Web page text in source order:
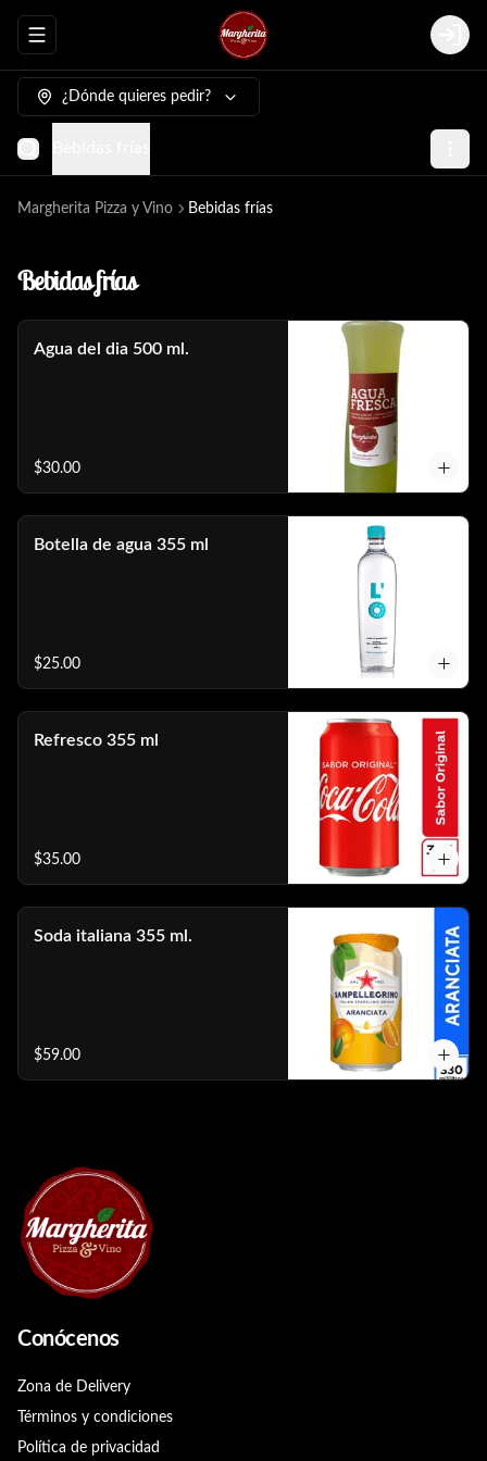
Abrir menu de navegación Login
¿Dónde quieres pedir?
Margherita Pizza y Vino Bebidas frías
Bebidas frías
Agua del dia 500 ml.
$30.00
Botella de agua 355 ml
$25.00
Refresco 355 ml
$35.00
Soda italiana 355 ml.
$59.00
Conócenos
Zona de Delivery
Términos y condiciones
Política de privacidad